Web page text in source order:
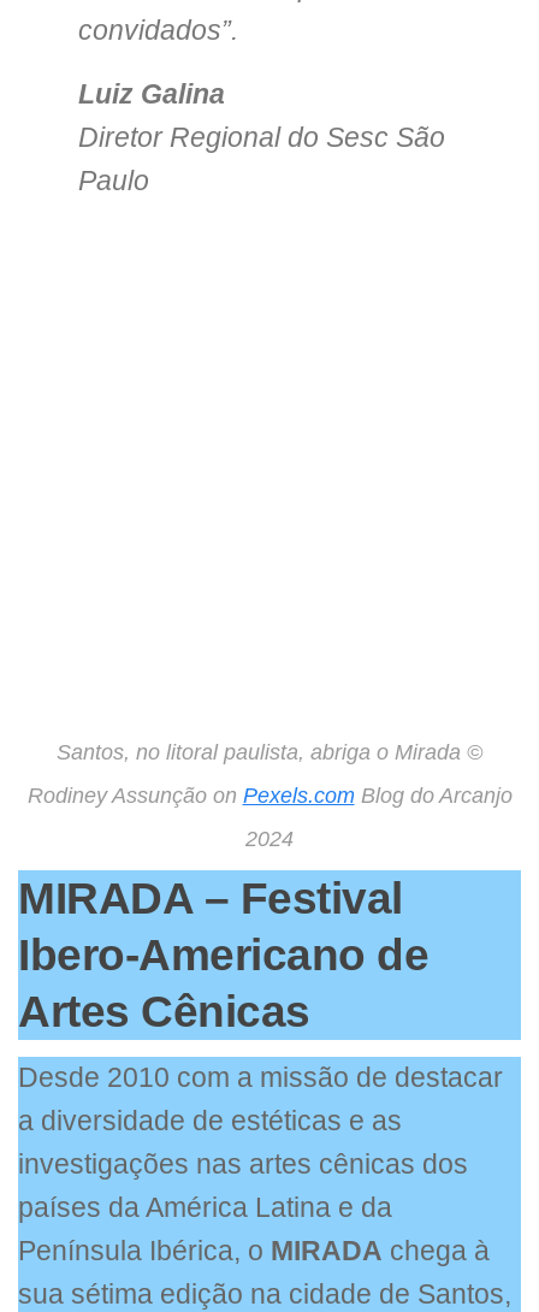
convidados”.
Luiz Galina
Diretor Regional do Sesc São
Paulo
Santos, no litoral paulista, abriga o Mirada ©
Rodiney Assunção on Pexels.comBlog do Arcanjo
2024
MIRADA – Festival
Ibero-Americano de
Artes Cênicas
Desde 2010 com a missão de destacar
a diversidade de estéticas e as
investigações nas artes cênicas dos
países da América Latina e da
Península Ibérica, o MIRADA chega à
sua sétima edição na cidade de Santos,